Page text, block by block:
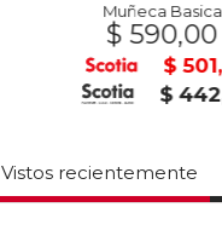
Muñeca Basica
$ 590,00
$ 501,50
$ 442,50
Vistos recientemente